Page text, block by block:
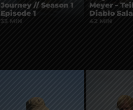
33 MIN
Journey // Season 1
Episode 1
42 MIN
Meyer –
Diablo